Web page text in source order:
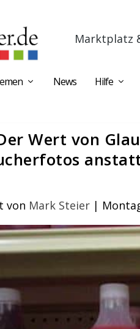
Marktplatz
News Hilfe
Wert von
von Mark Steier |